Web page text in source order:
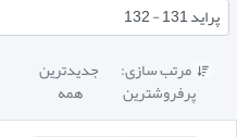
پراید 131 - 132
 مرتب سازی: جدیدترین
پرفروشترین
همه